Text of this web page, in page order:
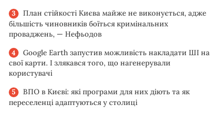
План стійкості Києва майже не виконується, адже
більшість чиновників боїться кримінальних
проваджень, — Нефьодов
Google Earth запустив можливість накладати ШІ на
свої карти. І злякався того, що нагенерували
користувачі
ВПО в Києві: які програми для них діють та як
переселенці адаптуються у столиці